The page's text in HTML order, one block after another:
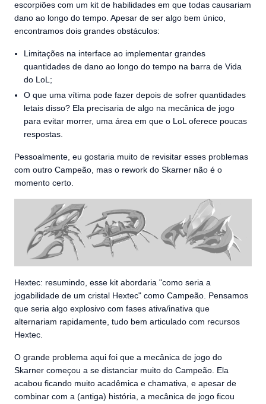
escorpiões com um kit de habilidades em que todas causariam
dano ao longo do tempo. Apesar de ser algo bem único,
encontramos dois grandes obstáculos:
Limitações na interface ao implementar grandes
quantidades de dano ao longo do tempo na barra de Vida
do LoL;
O que uma vítima pode fazer depois de sofrer quantidades
letais disso? Ela precisaria de algo na mecânica de jogo
para evitar morrer, uma área em que o LoL oferece poucas
respostas.
Pessoalmente, eu gostaria muito de revisitar esses problemas
com outro Campeão, mas o rework do Skarner não é o
momento certo.
Hextec: resumindo, esse kit abordaria "como seria a
jogabilidade de um cristal Hextec" como Campeão. Pensamos
que seria algo explosivo com fases ativa/inativa que
alternariam rapidamente, tudo bem articulado com recursos
Hextec.
O grande problema aqui foi que a mecânica de jogo do
Skarner começou a se distanciar muito do Campeão. Ela
acabou ficando muito acadêmica e chamativa, e apesar de
combinar com a (antiga) história, a mecânica de jogo ficou